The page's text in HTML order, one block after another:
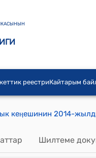
реестриКайтарым
Шилтеме